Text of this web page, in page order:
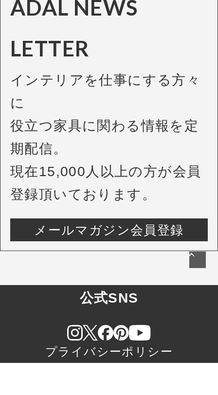
ADAL NEWS
LETTER
インテリアを仕事にする方々
に
役立つ家具に関わる情報を定
期配信。
現在15,000人以上の方が会員
登録頂いております。
メールマガジン会員登録
公式SNS
プライバシーポリシー